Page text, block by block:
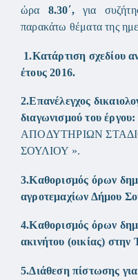
ώρα 8.30΄, για
παρακάτω θέματα της
1.Κατάρτιση σχεδίου
έτους 2016.
2.Επανέλεγχος
διαγωνισμού του έργου:
ΑΠΟΔΥΤΗΡΙΩΝ
ΣΟΥΛΙΟΥ ».
3.Καθορισμός όρων
αγροτεμαχίων Δήμου
4.Καθορισμός όρων
ακινήτου (οικίας)
5.Διάθεση πίστωσης